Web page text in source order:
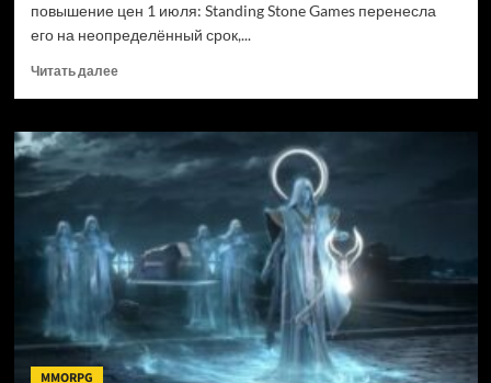
повышение цен 1 июля: Standing Stone Games перенесла
его на неопределённый срок,...
Читать далееПрочитать
Lord
the
откладывает
повышение
цен
MMORPG